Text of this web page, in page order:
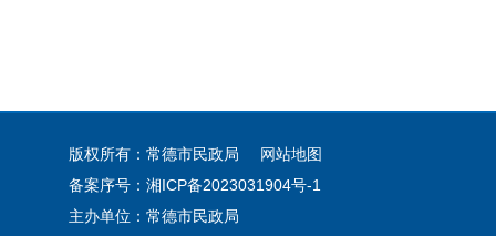
版权所有：常德市民政局
网站地图
备案序号： 湘ICP备2023031904号-1
主办单位：常德市民政局